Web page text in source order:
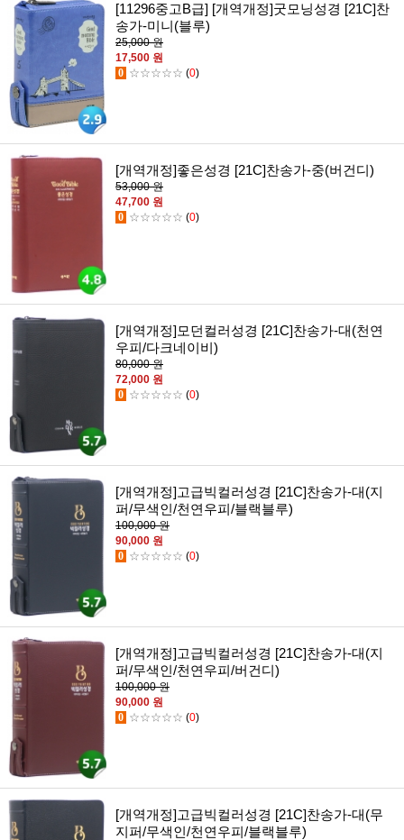
[11296중고B급] [개역개정]굿모닝성경 [21C]찬
송가-미니(블루)
25,000 원
17,500 원
0 ☆☆☆☆☆ (0)
[개역개정]좋은성경 [21C]찬송가-중(버건디)
53,000 원
47,700 원
0 ☆☆☆☆☆ (0)
[개역개정]모던컬러성경 [21C]찬송가-대(천연
우피/다크네이비)
80,000 원
72,000 원
0 ☆☆☆☆☆ (0)
[개역개정]고급빅컬러성경 [21C]찬송가-대(지
퍼/무색인/천연우피/블랙블루)
100,000 원
90,000 원
0 ☆☆☆☆☆ (0)
[개역개정]고급빅컬러성경 [21C]찬송가-대(지
퍼/무색인/천연우피/버건디)
100,000 원
90,000 원
0 ☆☆☆☆☆ (0)
[개역개정]고급빅컬러성경 [21C]찬송가-대(무
지퍼/무색인/천연우피/블랙블루)